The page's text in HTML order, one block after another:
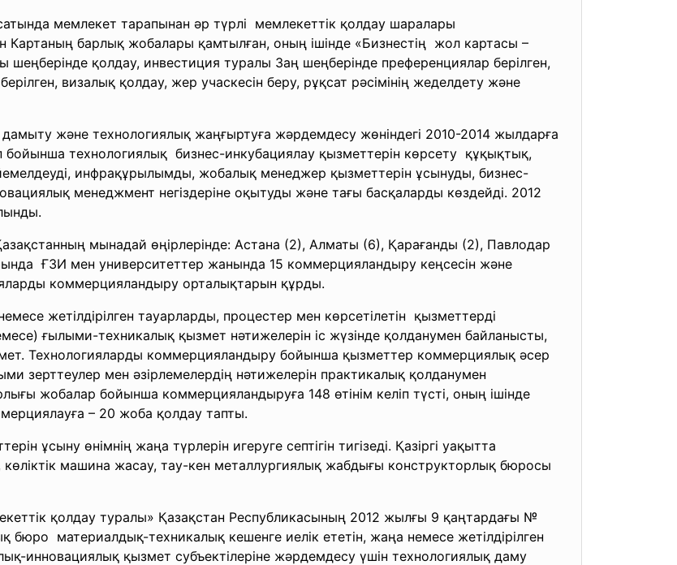
мемлекет тарапынан әр түрлі мемлекеттiк қолдау шаралары
Картаның барлық жобалары қамтылған, оның ішінде «Бизнестiң жол картасы –
қолдау, инвестиция туралы Заң шеңберiнде преференциялар берілген,
визалық қолдау, жер учаскесін беру, рұқсат рәсiмiнiң жеделдету және
және технологиялық жаңғыртуға жәрдемдесу жөніндегі 2010-2014 жылдарға
бойынша технологиялық бизнес-инкубациялау қызметтерін көрсету құқықтық,
инфрақұрылымды, жобалық менеджер қызметтерін ұсынуды, бизнес-
менеджмент негіздеріне оқытуды және тағы басқаларды көздейді. 2012
мынадай өңірлерінде: Астана (2), Алматы (6), Қарағанды (2), Павлодар
ҒЗИ мен университеттер жанында 15 коммерцияландыру кеңсесін және
коммерцияландыру орталықтарын құрды.
жетiлдiрiлген тауарларды, процестер мен көрсетiлетiн қызметтердi
ғылыми-техникалық қызмет нәтижелерiн iс жүзiнде қолданумен байланысты,
Технологияларды коммерцияландыру бойынша қызметтер коммерциялық әсер
зерттеулер мен әзірлемелердің нәтижелерін практикалық қолданумен
жобалар бойынша коммерцияландыруға 148 өтінім келіп түсті, оның ішінде
– 20 жоба қолдау тапты.
ұсыну өнімнің жаңа түрлерін игеруге септігін тигізеді. Қазіргі уақытта
машина жасау, тау-кен металлургиялық жабдығы конструкторлық бюросы
қолдау туралы» Қазақстан Республикасының 2012 жылғы 9 қаңтардағы №
бюро материалдық-техникалық кешенге иелiк ететiн, жаңа немесе жетiлдiрiлген
инновациялық қызмет субъектiлерiне жәрдемдесу үшiн технологиялық даму